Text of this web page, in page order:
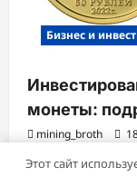
Бизнес и
монеты:
mining_broth
Этот сайт